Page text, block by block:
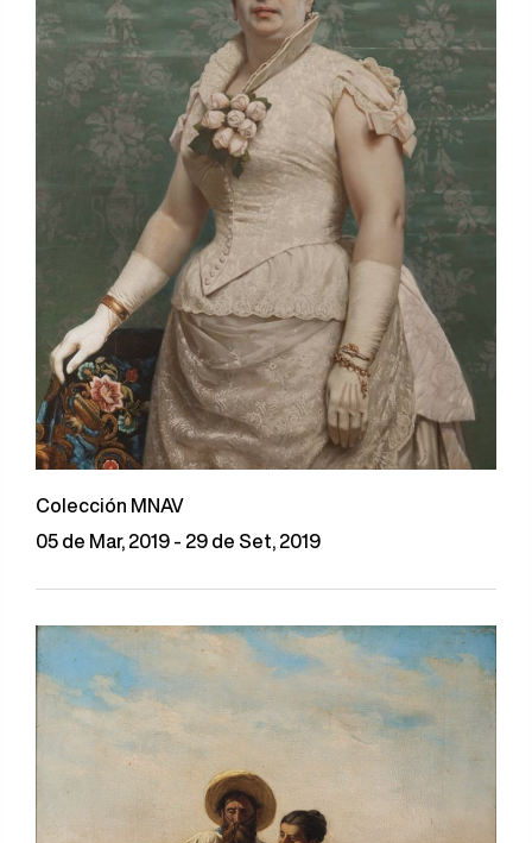
Colección MNAV
05 de Mar, 2019 - 29 de Set, 2019